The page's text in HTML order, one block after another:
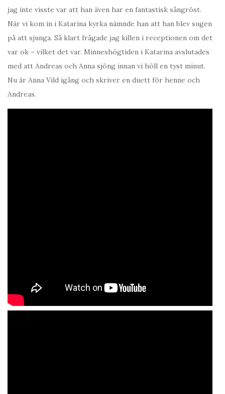
jag inte visste var att han även har en fantastisk sångröst.
När vi kom in i Katarina kyrka nämnde han att han blev sugen
på att sjunga. Så klart frågade jag killen i receptionen om det
var ok – vilket det var. Minneshögtiden i Katarina avslutades
med att Andreas och Anna sjöng innan vi höll en tyst minut.
Nu är Anna Vild igång och skriver en duett för henne och
Andreas.